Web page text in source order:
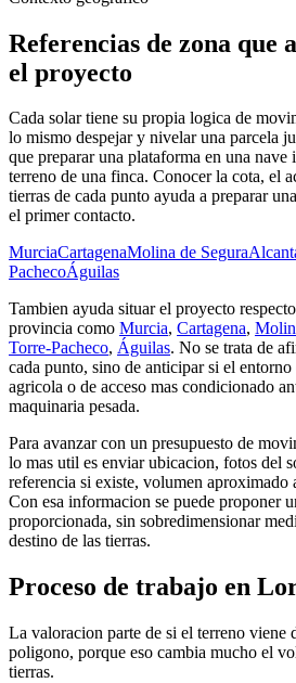
Referencias de zona que
el proyecto
Cada solar tiene su propia logica de
lo mismo despejar y nivelar una parcela
que preparar una plataforma en una nave
terreno de una finca. Conocer la cota, el
tierras de cada punto ayuda a preparar
el primer contacto.
MurciaCartagenaMolina de Segura
PachecoÁguilas
Tambien ayuda situar el proyecto
provincia como Murcia, Cartagena,
Torre-Pacheco, Águilas. No se trata de
cada punto, sino de anticipar si el
agricola o de acceso mas condicionado
maquinaria pesada.
Para avanzar con un presupuesto de
lo mas util es enviar ubicacion, fotos del
referencia si existe, volumen aproximado
Con esa informacion se puede proponer
proporcionada, sin sobredimensionar
destino de las tierras.
Proceso de trabajo en
La valoracion parte de si el terreno viene
poligono, porque eso cambia mucho el
tierras.